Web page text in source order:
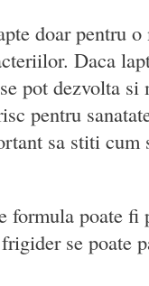
doar pentru o
Daca
pot dezvolta si
pentru
sa stiti cum
formula poate fi
se poate